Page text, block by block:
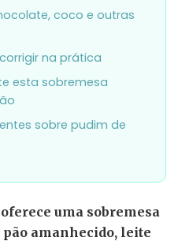
coco e outras
na prática
esta sobremesa
sobre pudim de
uma sobremesa
amanhecido, leite